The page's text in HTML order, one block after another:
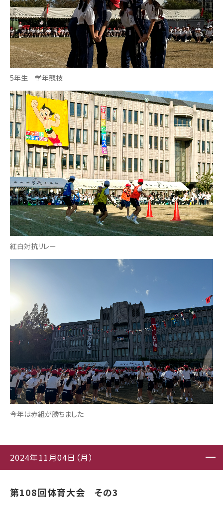
5年生 学年競技
紅白対抗リレー
今年は赤組が勝ちました
2024年11月04日（月）
第108回体育大会 その3